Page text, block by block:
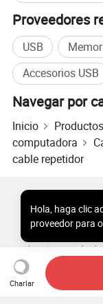
Proveedores
USB
Accesorios USB
Navegar por
Inicio
computadora
cable repetidor
Charlar
Hola, haga clic
proveedor para
Productos
Sobre
Acuerdo
Copyright © 2026